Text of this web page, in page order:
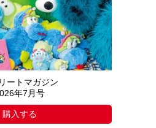
ートマガジン
年7月号
購入する